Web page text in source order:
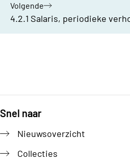
Volgendehoofdstuk:
4.2.1 Salaris, periodieke
Snel naar
Nieuwsoverzicht
Collecties